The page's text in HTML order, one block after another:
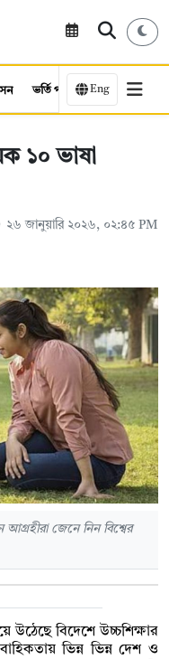
ভর্তি পরীক্ষা কর্মসংস্থান
Eng
১০ ভাষা
২৬ জানুয়ারি ২০২৬, ০২:৪৫ PM
আগ্রহীরা জেনে নিন বিশ্বের
উঠেছে বিদেশে উচ্চশিক্ষার
ভিন্ন ভিন্ন দেশ ও